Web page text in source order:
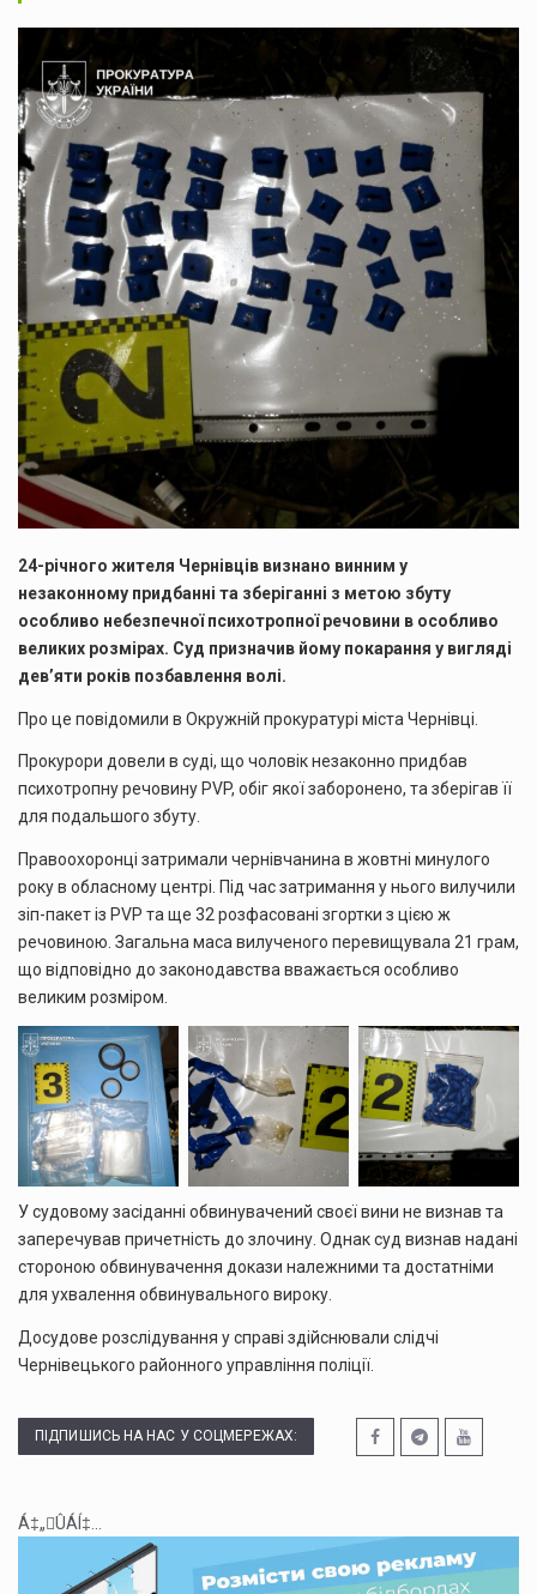
24-річного жителя Чернівців визнано винним у
незаконному придбанні та зберіганні з метою збуту
особливо небезпечної психотропної речовини в особливо
великих розмірах. Суд призначив йому покарання у вигляді
дев’яти років позбавлення волі.
Про це повідомили в Окружній прокуратурі міста Чернівці.
Прокурори довели в суді, що чоловік незаконно придбав
психотропну речовину PVP, обіг якої заборонено, та зберігав її
для подальшого збуту.
Правоохоронці затримали чернівчанина в жовтні минулого
року в обласному центрі. Під час затримання у нього вилучили
зіп-пакет із PVP та ще 32 розфасовані згортки з цією ж
речовиною. Загальна маса вилученого перевищувала 21 грам,
що відповідно до законодавства вважається особливо
великим розміром.
У судовому засіданні обвинувачений своєї вини не визнав та
заперечував причетність до злочину. Однак суд визнав надані
стороною обвинувачення докази належними та достатніми
для ухвалення обвинувального вироку.
Досудове розслідування у справі здійснювали слідчі
Чернівецького районного управління поліції.
ПІДПИШИСЬ НА НАС У СОЦМЕРЕЖАХ:
Á‡„ÛÁÍ‡...